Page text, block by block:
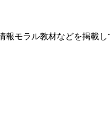
報モラル教材などを掲載し